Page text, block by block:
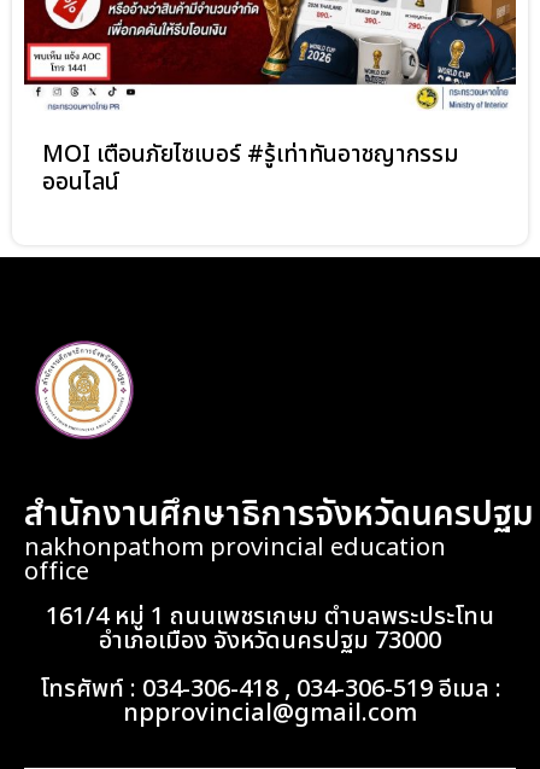
MOI เตือนภัยไซเบอร์ #รู้เท่าทันอาชญากรรม
ออนไลน์
สำนักงานศึกษาธิการจังหวัดนครปฐม
nakhonpathom provincial education
office
161/4 หมู่ 1 ถนนเพชรเกษม ตำบลพระประโทน
อำเภอเมือง จังหวัดนครปฐม 73000
โทรศัพท์ : 034-306-418 , 034-306-519 อีเมล :
npprovincial@gmail.com